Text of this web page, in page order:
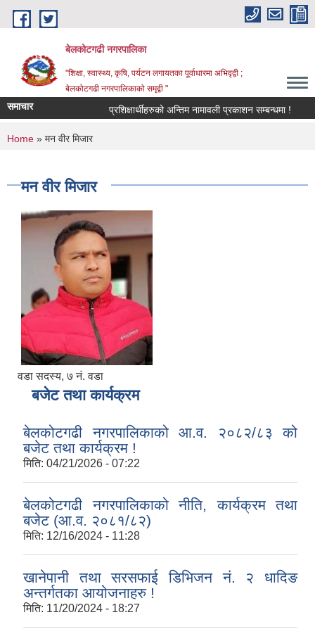
Skip to main content
बेलकोटगढी नगरपालिका
"शिक्षा, स्वास्थ्य, कृषि, पर्यटन लगायतका पूर्वाधारमा अभिवृद्वी ;
बेलकोटगढी नगरपालिकाको समृद्वी "
समाचार प्रशिक्षार्थीहरुको अन्तिम नामावली प्रकाशन सम्बन्धमा !
You are here
Home » मन वीर मिजार
मन वीर मिजार
वडा सदस्य, ७ नं. वडा
बजेट तथा कार्यक्रम
बेलकोटगढी नगरपालिकाको आ.व. २०८२/८३ को
बजेट तथा कार्यक्रम !
मिति: 04/21/2026 - 07:22
बेलकोटगढी नगरपालिकाको नीति, कार्यक्रम तथा
बजेट (आ.व. २०८१/८२)
मिति: 12/16/2024 - 11:28
खानेपानी तथा सरसफाई डिभिजन नं. २ धादिङ
अन्तर्गतका आयोजनाहरु !
मिति: 11/20/2024 - 18:27